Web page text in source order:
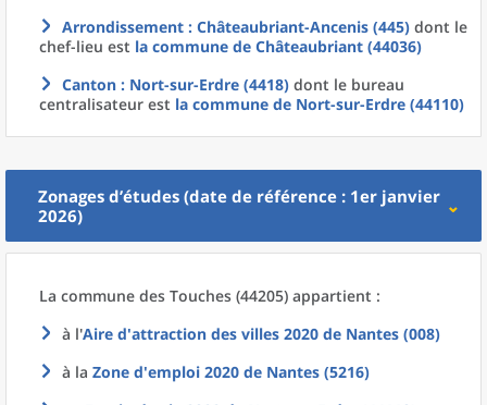
Arrondissement : Châteaubriant-Ancenis (445) dont le
chef-lieu est la commune de Châteaubriant (44036)
Canton : Nort-sur-Erdre (4418) dont le bureau
centralisateur est la commune de Nort-sur-Erdre (44110)
Zonages d’études (date de référence : 1er janvier
2026)
La commune des Touches (44205) appartient :
à l'Aire d'attraction des villes 2020 de Nantes (008)
à la Zone d'emploi 2020 de Nantes (5216)